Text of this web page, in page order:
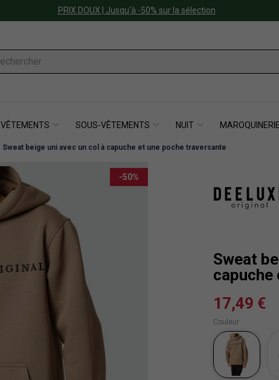
PRIX DOUX | Jusqu'à -50% sur la sélection
VÊTEMENTS SOUS-VÊTEMENTS NUIT MAROQUINERIE
Sweat beige uni avec un col à capuche et une poche traversante
-50%
Sweat
capuche
17,49 €
Couleur